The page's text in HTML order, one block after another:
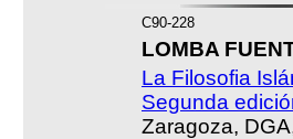
C90-228
LOMBA
La Filosofia
Segunda
Zaragoza,